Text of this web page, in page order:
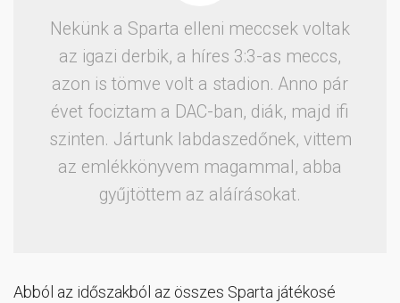
Nekünk a Sparta elleni meccsek voltak
az igazi derbik, a híres 3:3-as meccs,
azon is tömve volt a stadion. Anno pár
évet fociztam a DAC-ban, diák, majd ifi
szinten. Jártunk labdaszedőnek, vittem
az emlékkönyvem magammal, abba
gyűjtöttem az aláírásokat.
Abból az időszakból az összes Sparta játékosé